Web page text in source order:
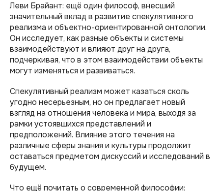
Леви Брайант: ещё один философ, внесший
значительный вклад в развитие спекулятивного
реализма и объектно-ориентированной онтологии.
Он исследует, как разные объекты и системы
взаимодействуют и влияют друг на друга,
подчеркивая, что в этом взаимодействии объекты
могут изменяться и развиваться.
Спекулятивный реализм может казаться сколь
угодно несерьезным, но он предлагает новый
взгляд на отношения человека и мира, выходя за
рамки устоявшихся представлений и
предположений. Влияние этого течения на
различные сферы знания и культуры продолжит
оставаться предметом дискуссий и исследований в
будущем.
Что ещё почитать о современной философии: